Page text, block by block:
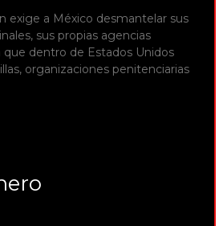
exige a México desmantelar sus
sus propias agencias
dentro de Estados Unidos
organizaciones penitenciarias